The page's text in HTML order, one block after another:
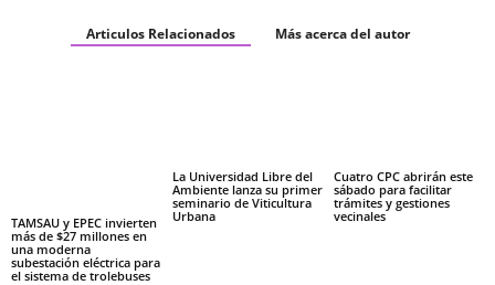
Articulos Relacionados Más acerca del autor
TAMSAU y EPEC invierten
más de $27 millones en
una moderna
subestación eléctrica para
el sistema de trolebuses
La Universidad Libre del
Ambiente lanza su primer
seminario de Viticultura
Urbana
Cuatro CPC abrirán este
sábado para facilitar
trámites y gestiones
vecinales